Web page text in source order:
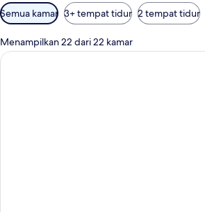
Filter
tersedia
untuk
kamar
Semua kamar 3+ tempat tidur 2 tempat tidur
Menampilkan 22 dari 22 kamar